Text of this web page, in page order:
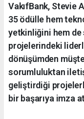
VakıfBank, Stevie
35 ödülle hem
yetkinliğini hem
projelerindeki
dönüşümden
sorumluluktan
geliştirdiği
bir başarıya imza